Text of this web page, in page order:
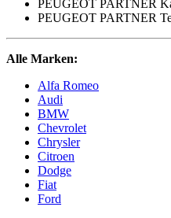
PEUGEOT PARTNER
PEUGEOT PARTNER
Alle Marken:
Alfa Romeo
Audi
BMW
Chevrolet
Chrysler
Citroen
Dodge
Fiat
Ford